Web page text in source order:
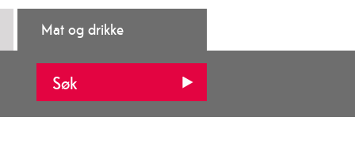
Mat og drikke